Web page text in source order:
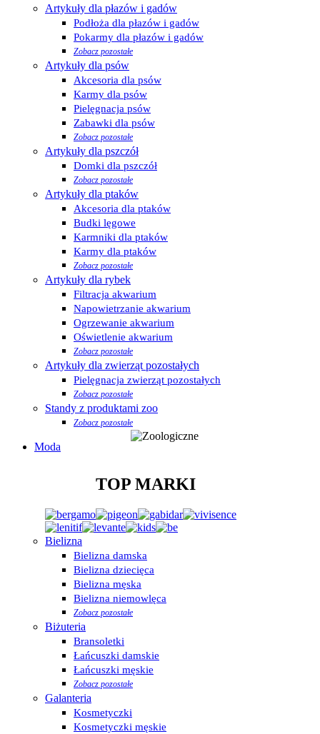
Artykuły dla płazów i gadów
Podłoża dla płazów i gadów
Pokarmy dla płazów i gadów
Zobacz pozostałe
Artykuły dla psów
Akcesoria dla psów
Karmy dla psów
Pielęgnacja psów
Zabawki dla psów
Zobacz pozostałe
Artykuły dla pszczół
Domki dla pszczół
Zobacz pozostałe
Artykuły dla ptaków
Akcesoria dla ptaków
Budki lęgowe
Karmniki dla ptaków
Karmy dla ptaków
Zobacz pozostałe
Artykuły dla rybek
Filtracja akwarium
Napowietrzanie akwarium
Ogrzewanie akwarium
Oświetlenie akwarium
Zobacz pozostałe
Artykuły dla zwierząt pozostałych
Pielęgnacja zwierząt pozostałych
Zobacz pozostałe
Standy z produktami zoo
Zobacz pozostałe
Moda
TOP MARKI
Bielizna
Bielizna damska
Bielizna dziecięca
Bielizna męska
Bielizna niemowlęca
Zobacz pozostałe
Biżuteria
Bransoletki
Łańcuszki damskie
Łańcuszki męskie
Zobacz pozostałe
Galanteria
Kosmetyczki
Kosmetyczki męskie